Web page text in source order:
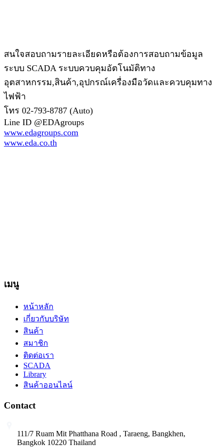
สนใจสอบถามรายละเอียดหรือต้องการสอบถามข้อมูล
ระบบ SCADA ระบบควบคุมอัตโนมัติทาง
อุตสาหกรรม,สินค้า,อุปกรณ์เครื่องมือวัดและควบคุมทาง
ไฟฟ้า
โทร 02-793-8787 (Auto)
Line ID @EDAgroups
www.edagroups.com
www.eda.co.th
เมนู
หน้าหลัก
เกี่ยวกับบริษัท
สินค้า
สมาชิก
ติดต่อเรา
SCADA
Library
สินค้าออนไลน์
Contact
111/7 Ruam Mit Phatthana Road , Taraeng, Bangkhen,
Bangkok 10220 Thailand